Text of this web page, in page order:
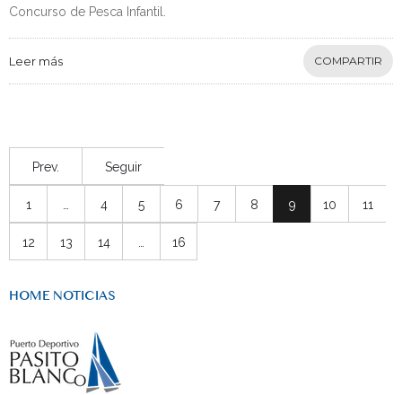
Concurso de Pesca Infantil.
Leer más COMPARTIR
Prev. Seguir
1 4 5 6 7 8 9 10 11
12 13 14 16
HOME NOTICIAS